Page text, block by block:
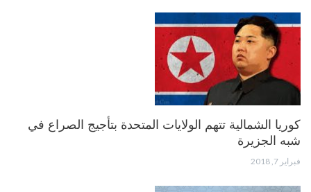
كوريا الشمالية تتهم الولايات المتحدة بتأجيج الصراع في
شبه الجزيرة
فبراير 7, 2018